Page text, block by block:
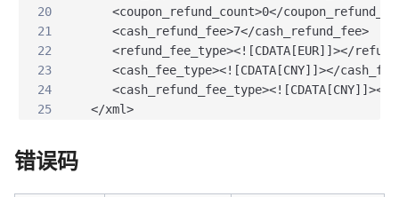
20
<coupon_refund_count>0</
21
<cash_refund_fee>7</cash_refund_fee>
22
<refund_fee_type><![CDATA[EUR]]></
23
<cash_fee_type><![CDATA[CNY]]></
24
<cash_refund_fee_type><![CDATA[CNY]]></
25
</xml>
错误码